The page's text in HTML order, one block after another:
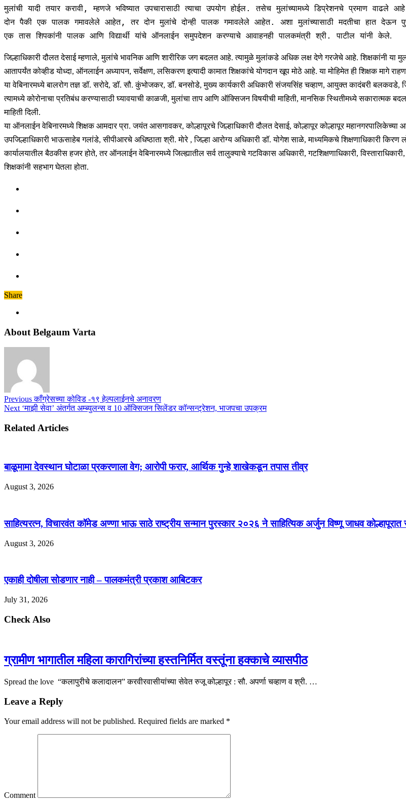
मुलांची यादी तयार करावी, म्हणजे भविष्यात उपचारासाठी त्याचा उपयोग होईल. तसेच मुलांच्यामध्ये डिप्रेशनचे प्रमाण
दोन पैकी एक पालक गमावलेले आहेत, तर दोन मुलांचे दोन्ही पालक गमावलेले आहेत. अशा मुलांच्यासाठी मदतीचा हात देऊन
एक तास शिपकांनी पालक आणि विद्यार्थी यांचे ऑनलाईन समुपदेशन करण्याचे आवाहनही पालकमंत्री श्री. पाटील यांनीकेले.
जिल्हाधिकारी दौलत देसाई म्हणाले, मुलांचे भावनिक आणि शारीरिक जग बदलत आहे. त्यामुळे मुलांकडे अधिक लक्ष देणे गरजेचे आहे. शिक्षकांनी या
आतापर्यंत कोव्हीड योध्दा, ऑनलाईन अध्यापन, सर्वेक्षण, लसिकरण इत्यादी कामात शिक्षकांचे योगदान खूप मोठे आहे. या मोहिमेत ही शिक्षक मागे
या वेबिनारमध्ये बालरोग तज्ञ डॉ. सरोदे, डॉ. सौ. कुंभोजकर, डॉ. बनसोडे, मुख्य कार्यकारी अधिकारी संजयसिंह चव्हाण, आयुक्त कादंबरी बलकवडे,
त्यामध्ये कोरोनाचा प्रतिबंध करण्यासाठी घ्यावयाची काळजी, मुलांचा ताप आणि ऑक्सिजन विषयीची माहिती, मानसिक स्थितीमध्ये सकारात्मक
माहिती दिली.
या ऑनलाईन वेबिनारमध्ये शिक्षक आमदार प्रा. जयंत आसगावकर, कोल्हापूरचे जिल्हाधिकारी दौलत देसाई, कोल्हापूर कोल्हापूर
उपजिल्हाधिकारी भाऊसाहेब गलांडे, सीपीआरचे अधिष्ठाता श्री. माेरे , जिल्हा आरोग्य अधिकारी डॉ. योगेश साळे, माध्यमिकचे शिक्षणाधिकारी किरण
कार्यालयातील बैठकीस हजर होते, तर ऑनलाईन वेबिनारमध्ये जिल्ह्यातील सर्व तालुक्याचे गटविकास अधिकारी, गटशिक्षणाधिकारी,
शिक्षकांनी सहभाग घेतला होता.
Share
About Belgaum Varta
Previousकाँग्रेसच्या कोविड -१९ हेल्पलाईनचे अनावरण
Next ‘माझी सेवा’ अंतर्गत अम्ब्युलन्स व 10 ऑक्सिजन सिलेंडर कॉन्सन्ट्रेशन, भाजपचा उपक्रम
Related Articles
बाळूमामा देवस्थान घोटाळा प्रकरणाला वेग; आरोपी फरार, आर्थिक गुन्हे शाखेकडून तपास तीव्र
August 3, 2026
साहित्यरत्न, विचारवंत कॉमेड अण्णा भाऊ साठे राष्ट्रीय सन्मान पुरस्कार २०२६ ने साहित्यिक अर्जुन विष्णू जाधव कोल्हापूरात
August 3, 2026
एकाही दोषीला सोडणार नाही – पालकमंत्री प्रकाश आबिटकर
July 31, 2026
Check Also
ग्रामीण भागातील महिला कारागिरांच्या हस्तनिर्मित वस्तूंना हक्काचे व्यासपीठ
Spread the love “कलापुरीचे कलादालन” करवीरवासीयांच्या सेवेत रुजू कोल्हापूर : सौ. अपर्णा चव्हाण व श्री. …
Leave a Reply
Your email address will not be published. Required fields are marked *
Comment